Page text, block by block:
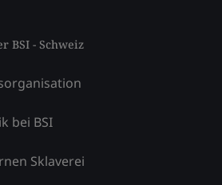
BSI - Schweiz
bei BSI
Sklaverei